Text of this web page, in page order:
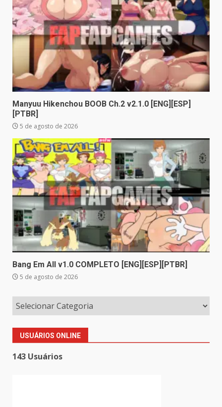
Manyuu Hikenchou BOOB Ch.2 v2.1.0 [ENG][ESP]
[PTBR]
5 de agosto de 2026
Bang Em All v1.0 COMPLETO [ENG][ESP][PTBR]
5 de agosto de 2026
USUÁRIOS ONLINE
143 Usuários